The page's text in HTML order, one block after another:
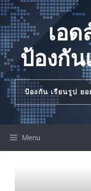
Skip
content
เอด
ป้องกั
ป้องกัน เรียนรูป ย
Menu